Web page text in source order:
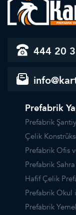
444 20
Prefabrik
Prefabrik
Çelik
Prefabrik Ofis
Prefabrik
Hafif Çelik
Prefabrik Okul
Prefabrik